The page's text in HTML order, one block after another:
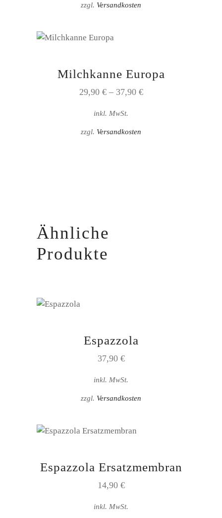
zzgl. Versandkosten
Dieses
weist
Varianten
Optionen
Milchkanne Europa
29,90 €– 37,90 €
inkl. MwSt.
zzgl. Versandkosten
Ähnliche
Produkte
Espazzola
37,90 €
inkl. MwSt.
zzgl. Versandkosten
Espazzola Ersatzmembran
14,90 €
inkl. MwSt.